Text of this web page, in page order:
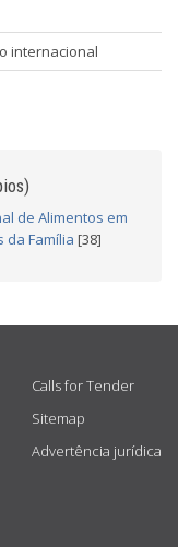
internacional
de Alimentos em
da Família [38]
Calls for Tender
Sitemap
Advertência jurídica